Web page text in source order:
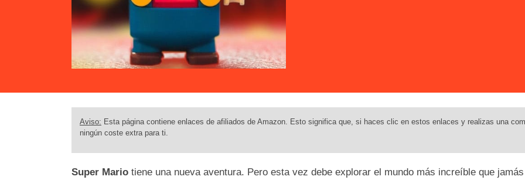
Aviso: Esta página contiene enlaces de afiliados de Amazon. Esto significa que, si haces clic en estos enlaces y realizas una
ningún coste extra para ti.
Super Mario tiene una nueva aventura. Pero esta vez debe explorar el mundo más increíble que